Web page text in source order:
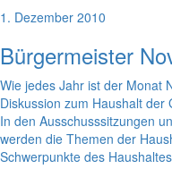
1. Dezember 2010
Bürgermeister
Wie jedes Jahr ist der Monat
Diskussion zum Haushalt
In den Ausschusssitzungen
werden die Themen der
Schwerpunkte des